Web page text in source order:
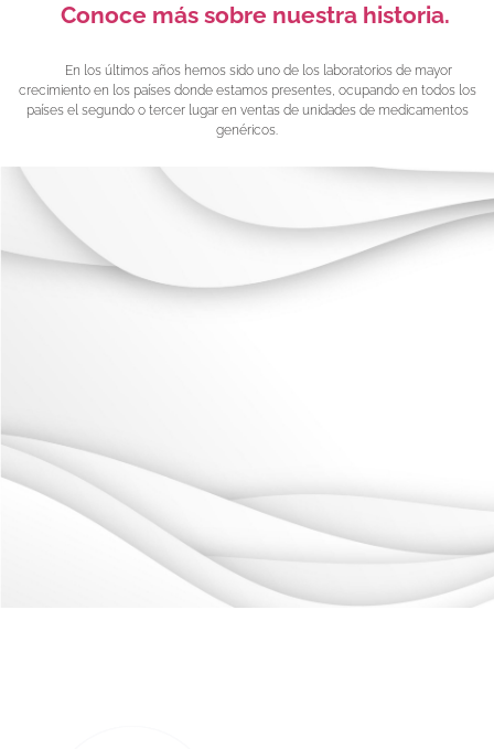
Conoce más sobre nuestra historia.
En los últimos años hemos sido uno de los laboratorios de mayor
crecimiento en los países donde estamos presentes, ocupando en todos los
países el segundo o tercer lugar en ventas de unidades de medicamentos
genéricos.